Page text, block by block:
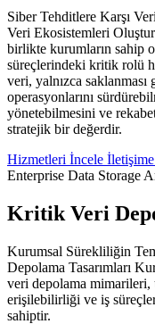
Siber Tehditlere Karşı
Veri Ekosistemleri
birlikte kurumların sahip
süreçlerindeki kritik rolü
veri, yalnızca
operasyonlarını
yönetebilmesini ve
stratejik bir değerdir.
Hizmetleri İncele
Enterprise Data Storage
Kritik Veri
Kurumsal Sürekliliğin
Depolama Tasarımları
veri depolama mimarileri,
erişilebilirliği ve iş
sahiptir.